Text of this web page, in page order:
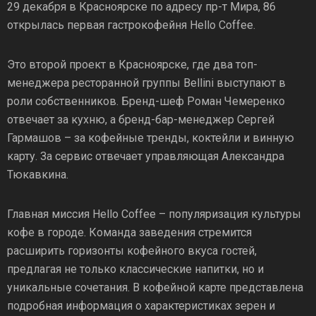
29 декабря в Красноярске по адресу пр-т Мира, 86
открылась первая гастрокофейня Hello Coffee.
Это второй проект в Красноярске, где два топ-
менеджера ресторанной группы Bellini выступают в
роли собственников. Бренд-шеф Роман Чемеренко
отвечает за кухню, а бренд-бар-менеджер Сергей
Гармашов – за кофейные тренды, коктейли и винную
карту. За сервис отвечает управляющая Александра
Тюкавкина.
Главная миссия Hello Coffee – популяризация культуры
кофе в городе. Команда заведения стремится
расширить горизонты кофейного вкуса гостей,
предлагая не только классические напитки, но и
уникальные сочетания. В кофейной карте представлена
подробная информация о характеристиках зерен и